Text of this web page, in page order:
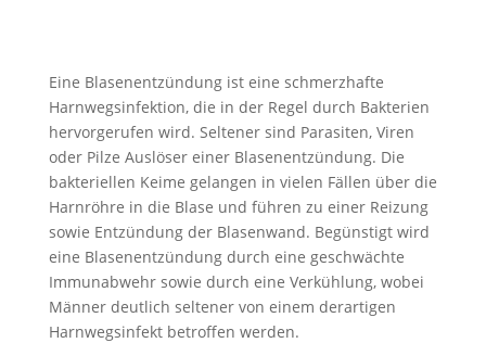
Eine Blasenentzündung ist eine schmerzhafte
Harnwegsinfektion, die in der Regel durch Bakterien
hervorgerufen wird. Seltener sind Parasiten, Viren
oder Pilze Auslöser einer Blasenentzündung. Die
bakteriellen Keime gelangen in vielen Fällen über die
Harnröhre in die Blase und führen zu einer Reizung
sowie Entzündung der Blasenwand. Begünstigt wird
eine Blasenentzündung durch eine geschwächte
Immunabwehr sowie durch eine Verkühlung, wobei
Männer deutlich seltener von einem derartigen
Harnwegsinfekt betroffen werden.